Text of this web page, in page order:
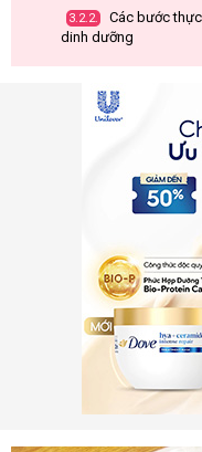
3.2.2.
Các bước
dinh dưỡng